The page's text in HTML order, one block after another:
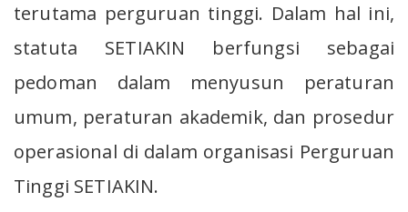
terutama perguruan tinggi. Dalam hal ini,
statuta SETIAKIN berfungsi sebagai
pedoman dalam menyusun peraturan
umum, peraturan akademik, dan prosedur
operasional di dalam organisasi Perguruan
Tinggi SETIAKIN.